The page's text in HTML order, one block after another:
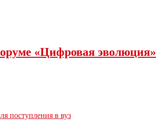
«Цифровая эволюция»
поступления в вуз